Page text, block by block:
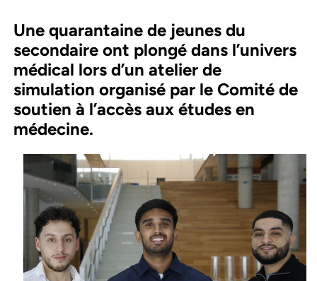
Une quarantaine de jeunes du
secondaire ont plongé dans l’univers
médical lors d’un atelier de
simulation organisé par le Comité de
soutien à l’accès aux études en
médecine.